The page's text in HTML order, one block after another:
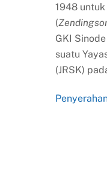
1948
(
GKI
suatu
(JRSK)